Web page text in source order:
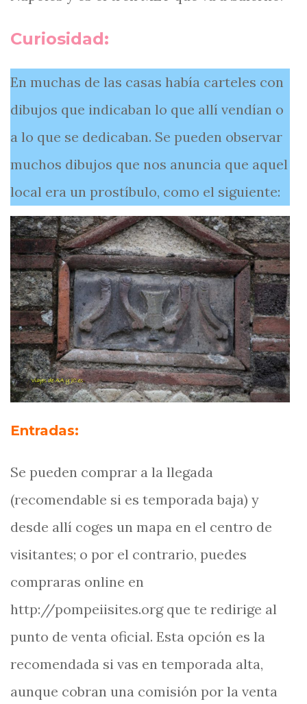
Curiosidad:
En muchas de las casas había carteles con
dibujos que indicaban lo que allí vendían o
a lo que se dedicaban. Se pueden observar
muchos dibujos que nos anuncia que aquel
local era un prostíbulo, como el siguiente:
Entradas:
Se pueden comprar a la llegada
(recomendable si es temporada baja) y
desde allí coges un mapa en el centro de
visitantes; o por el contrario, puedes
compraras online en
http://pompeiisites.org que te redirige al
punto de venta oficial. Esta opción es la
recomendada si vas en temporada alta,
aunque cobran una comisión por la venta